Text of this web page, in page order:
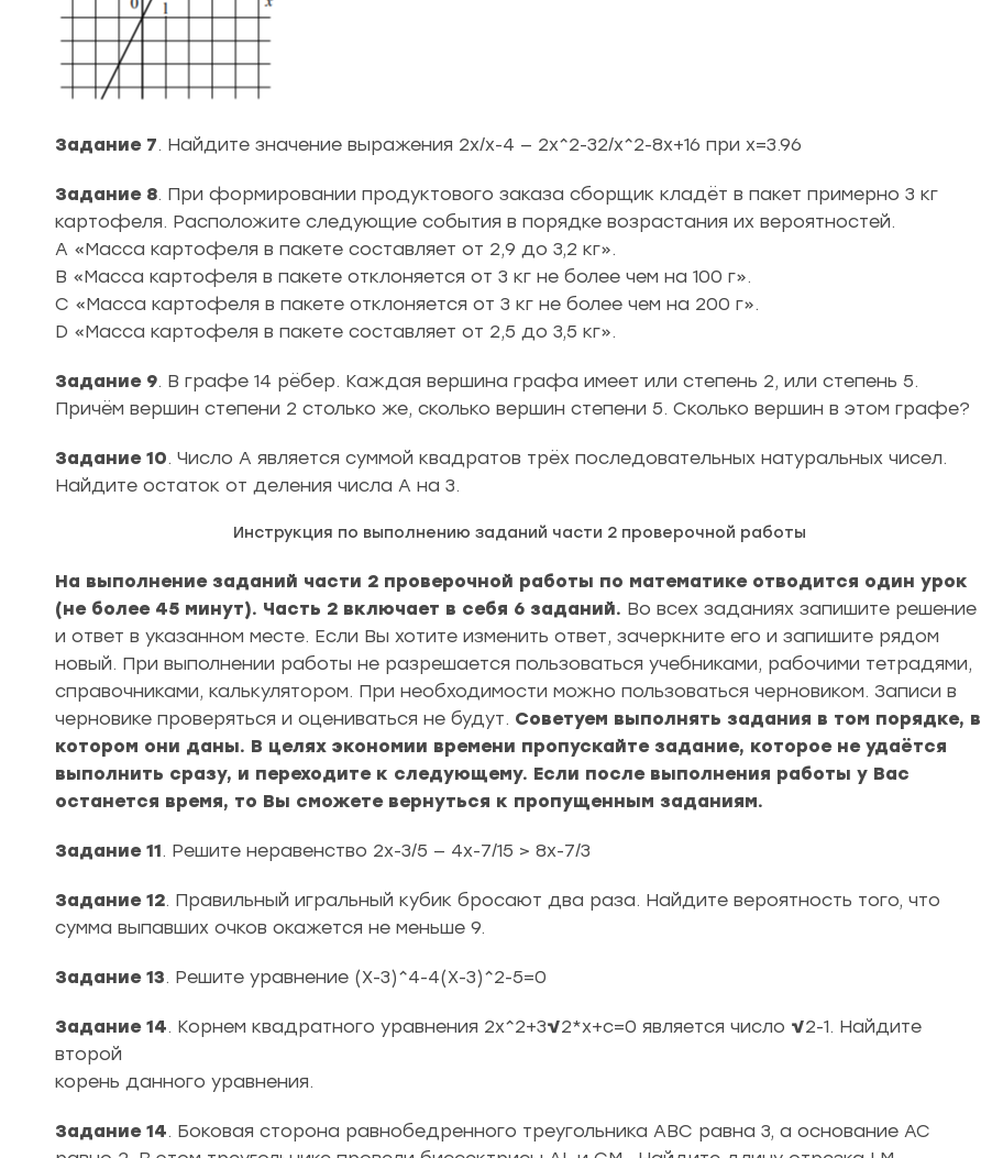
Задание 7. Найдите значение выражения 2x/x-4 — 2x^2-32/x^2-8x+16 при x=3.96
Задание 8. При формировании продуктового заказа сборщик кладёт в пакет примерно 3 кг
картофеля. Расположите следующие события в порядке возрастания их вероятностей.
A «Масса картофеля в пакете составляет от 2,9 до 3,2 кг».
B «Масса картофеля в пакете отклоняется от 3 кг не более чем на 100 г».
C «Масса картофеля в пакете отклоняется от 3 кг не более чем на 200 г».
D «Масса картофеля в пакете составляет от 2,5 до 3,5 кг».
Задание 9. В графе 14 рёбер. Каждая вершина графа имеет или степень 2, или степень 5.
Причём вершин степени 2 столько же, сколько вершин степени 5. Сколько вершин в этом графе?
Задание 10. Число A является суммой квадратов трёх последовательных натуральных чисел.
Найдите остаток от деления числа A на 3.
Инструкция по выполнению заданий части 2 проверочной работы
На выполнение заданий части 2 проверочной работы по математике отводится один урок
(не более 45 минут). Часть 2 включает в себя 6 заданий. Во всех заданиях запишите решение
и ответ в указанном месте. Если Вы хотите изменить ответ, зачеркните его и запишите рядом
новый. При выполнении работы не разрешается пользоваться учебниками, рабочими тетрадями,
справочниками, калькулятором. При необходимости можно пользоваться черновиком. Записи в
черновике проверяться и оцениваться не будут. Советуем выполнять задания в том порядке, в
котором они даны. В целях экономии времени пропускайте задание, которое не удаётся
выполнить сразу, и переходите к следующему. Если после выполнения работы у Вас
останется время, то Вы сможете вернуться к пропущенным заданиям.
Задание 11. Решите неравенство 2x-3/5 — 4x-7/15 > 8x-7/3
Задание 12. Правильный игральный кубик бросают два раза. Найдите вероятность того, что
сумма выпавших очков окажется не меньше 9.
Задание 13. Решите уравнение (X-3)^4-4(X-3)^2-5=0
Задание 14. Корнем квадратного уравнения 2x^2+3√2*x+c=0 является число √2-1. Найдите
второй
корень данного уравнения.
Задание 14. Боковая сторона равнобедренного треугольника ABC равна 3, а основание AC